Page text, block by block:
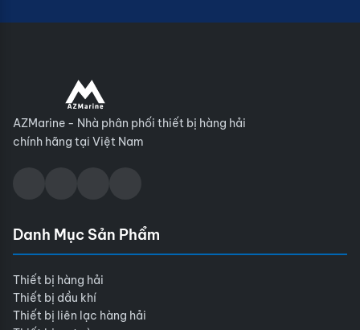
AZMarine - Nhà phân phối thiết bị hàng hải
chính hãng tại Việt Nam
Danh Mục Sản Phẩm
Thiết bị hàng hải
Thiết bị dầu khí
Thiết bị liên lạc hàng hải